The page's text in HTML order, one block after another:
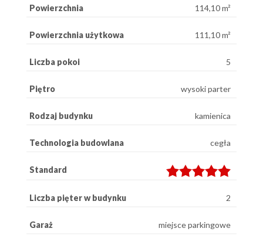
Powierzchnia 114,10 m²
Powierzchnia użytkowa 111,10 m²
Liczba pokoi 5
Piętro wysoki parter
Rodzaj budynku kamienica
Technologia budowlana cegła
Standard
Liczba pięter w budynku 2
Garaż miejsce parkingowe